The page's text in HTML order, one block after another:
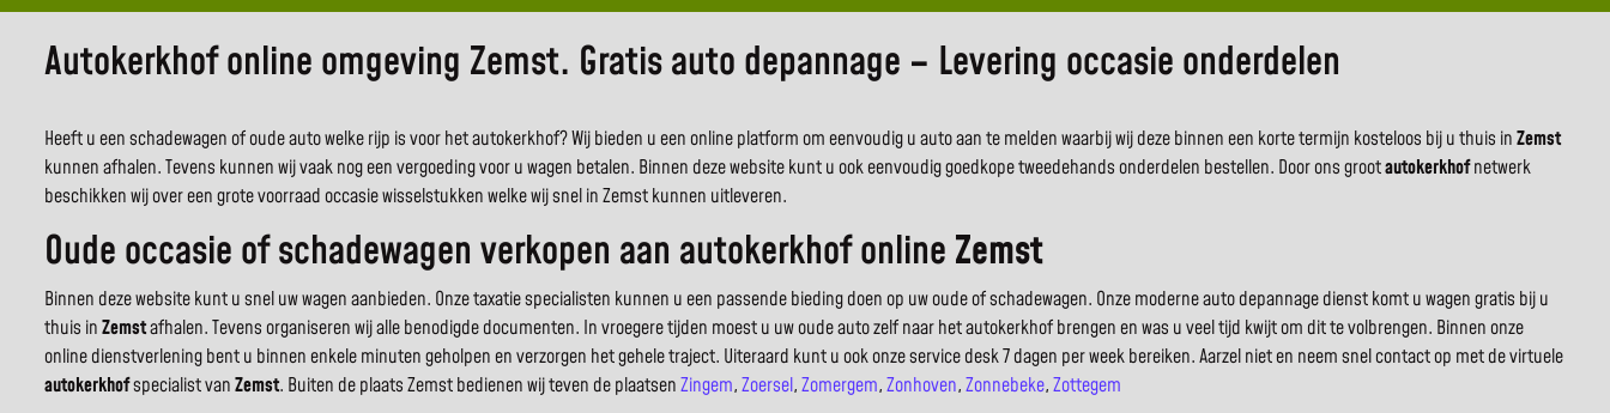
Autokerkhof online omgeving Zemst. Gratis auto depannage – Levering occasie onderdelen
Heeft u een schadewagen of oude auto welke rijp is voor het autokerkhof? Wij bieden u een online platform om eenvoudig u auto aan te melden waarbij wij deze binnen een korte termijn kosteloos bij u thuis inZemst
kunnen afhalen. Tevens kunnen wij vaak nog een vergoeding voor u wagen betalen. Binnen deze website kunt u ook eenvoudig goedkope tweedehands onderdelen bestellen. Door ons grootautokerkhofnetwerk
beschikken wij over een grote voorraad occasie wisselstukken welke wij snel in Zemst kunnen uitleveren.
Oude occasie of schadewagen verkopen aan autokerkhof online Zemst
Binnen deze website kunt u snel uw wagen aanbieden. Onze taxatie specialisten kunnen u een passende bieding doen op uw oude of schadewagen. Onze moderne auto depannage dienst komt u wagen gratis bij u
thuis inZemstafhalen. Tevens organiseren wij alle benodigde documenten. In vroegere tijden moest u uw oude auto zelf naar het autokerkhof brengen en was u veel tijd kwijt om dit te volbrengen. Binnen onze
online dienstverlening bent u binnen enkele minuten geholpen en verzorgen het gehele traject. Uiteraard kunt u ook onze service desk 7 dagen per week bereiken. Aarzel niet en neem snel contact op met de virtuele
autokerkhofspecialist vanZemst. Buiten de plaats Zemst bedienen wij teven de plaatsenZingem,Zoersel,Zomergem,Zonhoven,Zonnebeke,Zottegem